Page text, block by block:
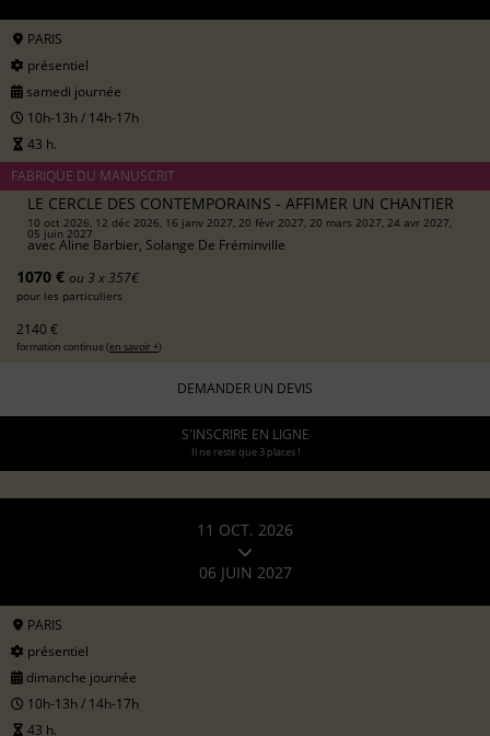
PARIS
présentiel
samedi journée
10h-13h / 14h-17h
43 h.
FABRIQUE DU MANUSCRIT
LE CERCLE DES CONTEMPORAINS - AFFIMER UN CHANTIER
10 oct 2026, 12 déc 2026, 16 janv 2027, 20 févr 2027, 20 mars 2027, 24 avr 2027,
05 juin 2027
avec Aline Barbier, Solange De Fréminville
1070 € ou 3 x 357€
pour les particuliers
2140 €
formation continue (en savoir +)
DEMANDER UN DEVIS
S'INSCRIRE EN LIGNE
Il ne reste que 3 places !
11 OCT. 2026
06 JUIN 2027
PARIS
présentiel
dimanche journée
10h-13h / 14h-17h
43 h.